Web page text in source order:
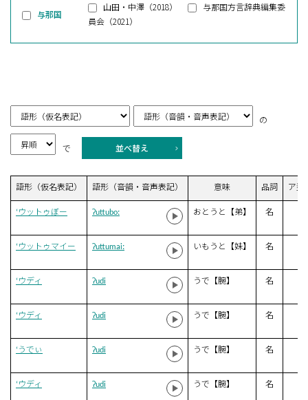
与那国
山田・中澤（2018）
与那国方言辞典編集委
員会（2021）
の
で 並べ替え
語形（仮名表記） 語形（音韻・音声表記） 意味 品詞 ア型
‘ウットゥぼー ʔuttuboː おとうと【弟】 名
‘ウットゥマイー ʔuttumaiː いもうと【妹】 名
‘ウディ ʔudi うで【腕】 名
‘ウディ ʔudi うで【腕】 名
‘うでぃ ʔudi うで【腕】 名
‘ウディ ʔudi うで【腕】 名